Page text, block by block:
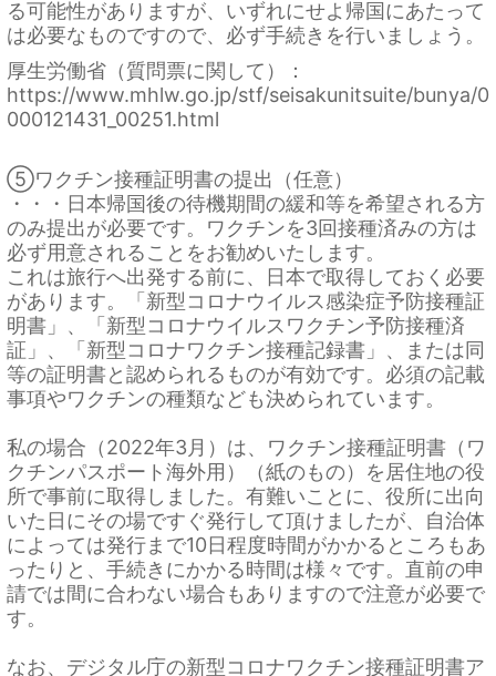
る可能性がありますが、いずれにせよ帰国にあたって
は必要なものですので、必ず手続きを行いましょう。
厚生労働省（質問票に関して）：
https://www.mhlw.go.jp/stf/seisakunitsuite/bunya/0
000121431_00251.html
⑤ワクチン接種証明書の提出（任意）
・・・日本帰国後の待機期間の緩和等を希望される方
のみ提出が必要です。ワクチンを3回接種済みの方は
必ず用意されることをお勧めいたします。
これは旅行へ出発する前に、日本で取得しておく必要
があります。「新型コロナウイルス感染症予防接種証
明書」、「新型コロナウイルスワクチン予防接種済
証」、「新型コロナワクチン接種記録書」、または同
等の証明書と認められるものが有効です。必須の記載
事項やワクチンの種類なども決められています。
私の場合（2022年3月）は、ワクチン接種証明書（ワ
クチンパスポート海外用）（紙のもの）を居住地の役
所で事前に取得しました。有難いことに、役所に出向
いた日にその場ですぐ発行して頂けましたが、自治体
によっては発行まで10日程度時間がかかるところもあ
ったりと、手続きにかかる時間は様々です。直前の申
請では間に合わない場合もありますので注意が必要で
す。
なお、デジタル庁の新型コロナワクチン接種証明書ア